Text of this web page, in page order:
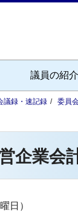
議員の紹介
議録・速記録 委員
企業会
日）